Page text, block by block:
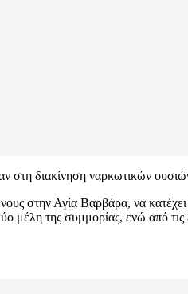
στη διακίνηση ναρκωτικών
στην Αγία Βαρβάρα, να
της συμμορίας, ενώ από τις